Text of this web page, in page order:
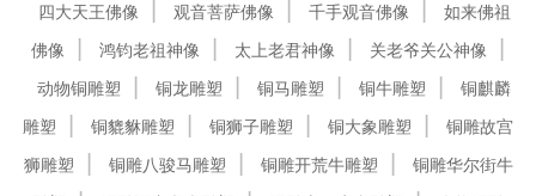
四大天王佛像
观音菩萨佛像 千手观音佛像
如来佛祖
佛像
鸿钧老祖神像 太上老君神像
关老爷关公神像
动物铜雕塑
铜龙雕塑 铜马雕塑 铜牛雕塑
铜麒麟
雕塑
铜貔貅雕塑 铜狮子雕塑 铜大象雕塑
铜雕故宫
狮雕塑
铜雕八骏马雕塑 铜雕开荒牛雕塑
铜雕华尔街牛